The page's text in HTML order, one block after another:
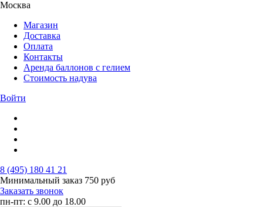
Москва
Магазин
Доставка
Оплата
Контакты
Аренда баллонов с гелием
Стоимость надува
Войти
8 (495) 180 41 21
Минимальный заказ 750 руб
Заказать звонок
пн-пт: с 9.00 до 18.00